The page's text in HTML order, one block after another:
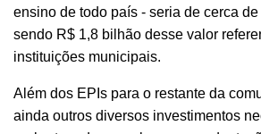
ensino de todo país - seria de cerca
sendo R$ 1,8 bilhão desse valor
instituições municipais.
Além dos EPIs para o restante da
ainda outros diversos investimentos